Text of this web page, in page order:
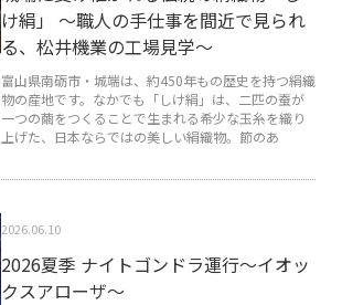
け絹」 ～職人の手仕事を間近で見られ
る、松井機業の工場見学～
富山県南砺市・城端は、約450年もの歴史を持つ絹織
物の産地です。なかでも「しけ絹」は、二匹の蚕が
一つの繭をつくることで生まれる希少な玉糸を織り
上げた、日本ならではの美しい絹織物。節のあ
2026.06.10
2026夏季 ナイトゴンドラ運行〜イオッ
クスアローザ〜